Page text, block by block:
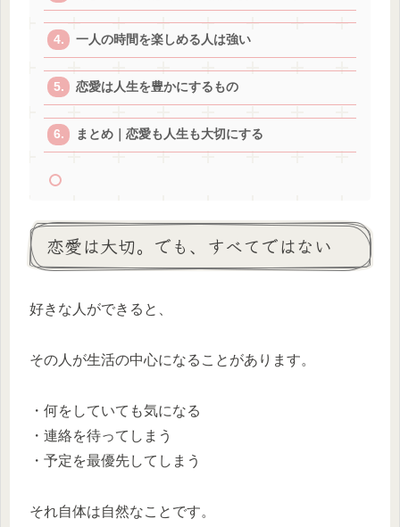
一人の時間を楽しめる人は強い
恋愛は人生を豊かにするもの
まとめ｜恋愛も人生も大切にする
恋愛は大切。でも、すべてではない
好きな人ができると、
その人が生活の中心になることがあります。
・何をしていても気になる
・連絡を待ってしまう
・予定を最優先してしまう
それ自体は自然なことです。